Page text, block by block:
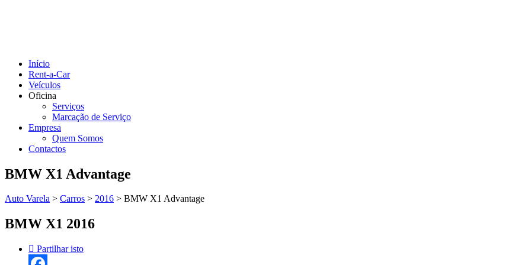
Início
Rent-a-Car
Veículos
Oficina
Serviços
Marcação de Serviço
Empresa
Quem Somos
Contactos
BMW X1 Advantage
Auto Varela > Carros > 2016 > BMW X1 Advantage
BMW X1 2016
Partilhar isto